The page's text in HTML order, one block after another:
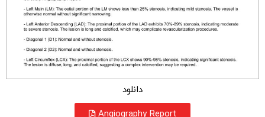
دانلود